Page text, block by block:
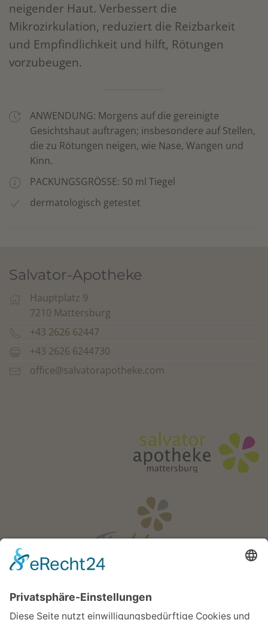
neigender Haut. Verbessert die
Mikrozirkulation, reduziert die Reizbarkeit
und Empfindlichkeit und hilft, Rötungen
vorzubeugen.
ANWENDUNG: Morgens auf die gereinigte
Gesichtshaut auftragen; insbesondere auf Stellen,
die zu Rötungen neigen, wie Nase, Wangen und
Kinn.
PACKUNGSGRÖSSE: 50 ml Tiegel
dermatologisch getestet
Salvator-Apotheke
Hauptplatz 9
7210 Mattersburg
+43 2626 62447
+43 2626 6244730
office@salvatorapotheke.com